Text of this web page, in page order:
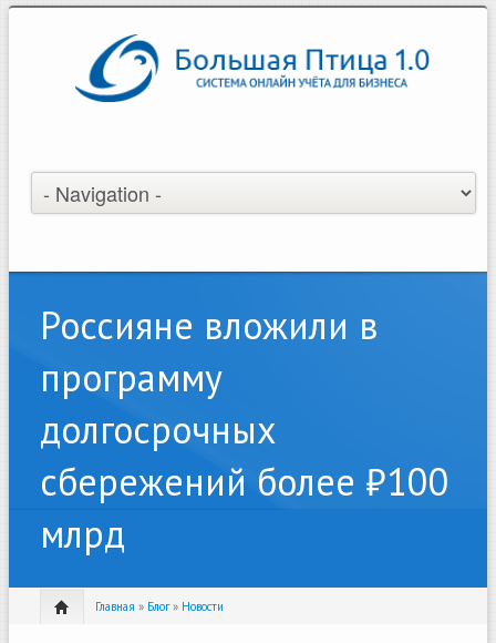
Россияне вложили в
программу
долгосрочных
сбережений более ₽100
млрд
Главная » Блог» Новости